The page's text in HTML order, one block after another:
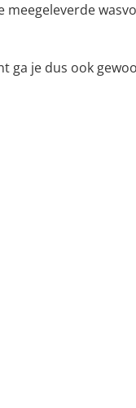
meegeleverde
ga je dus ook